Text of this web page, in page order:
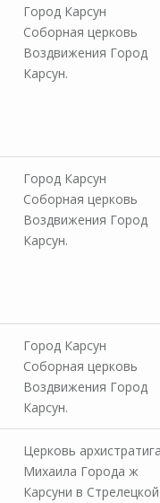
Город Карсун
Соборная церковь
Воздвижения Город
Карсун.
Город Карсун
Соборная церковь
Воздвижения Город
Карсун.
Город Карсун
Соборная церковь
Воздвижения Город
Карсун.
Церковь архистратига
Михаила Города ж
Карсуни в Стрелецкой